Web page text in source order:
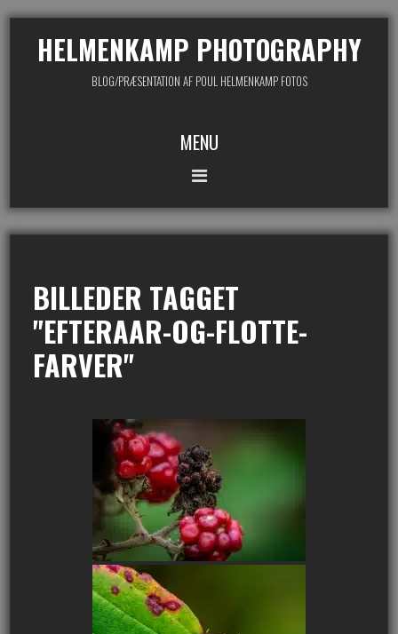
HELMENKAMP PHOTOGRAPHY
BLOG/PRÆSENTATION AF POUL HELMENKAMP FOTOS
MENU
BILLEDER TAGGET
"EFTERAAR-OG-FLOTTE-
FARVER"